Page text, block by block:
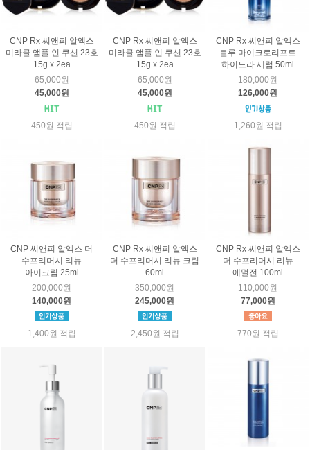
CNP Rx 씨앤피 알엑스
미라클 앰플 인 쿠션 23호
15g x 2ea
65,000원
45,000원
450원 적립
CNP Rx 씨앤피 알엑스
미라클 앰플 인 쿠션 23호
15g x 2ea
65,000원
45,000원
450원 적립
CNP Rx 씨앤피 알엑스
블루 마이크로리프트
하이드라 세럼 50ml
180,000원
126,000원
1,260원 적립
CNP 씨앤피 알엑스 더
수프리머시 리뉴
아이크림 25ml
200,000원
140,000원
1,400원 적립
CNP Rx 씨앤피 알엑스
더 수프리머시 리뉴 크림
60ml
350,000원
245,000원
2,450원 적립
CNP Rx 씨앤피 알엑스
더 수프리머시 리뉴
에멀전 100ml
110,000원
77,000원
770원 적립